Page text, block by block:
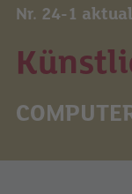
Nr. 24-1